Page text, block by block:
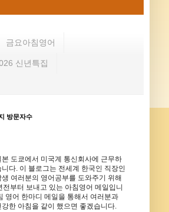
금요아침영어
신년특집
방문자수
본 도쿄에서 미국계 통신회사에 근무하
니다. 이 블로그는 전세계 한국인 직장인
생 여러분의 영어공부를 도와주기 위해
전부터 보내고 있는 아침영어 메일입니
영어 한마디 메일을 통해서 여러분과
한 아침을 같이 했으면 좋겠습니다.